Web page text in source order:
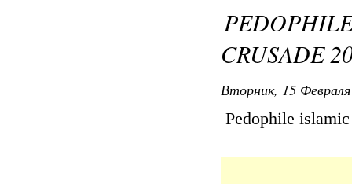
CRUSADE
Вторник, 15
Pedophile